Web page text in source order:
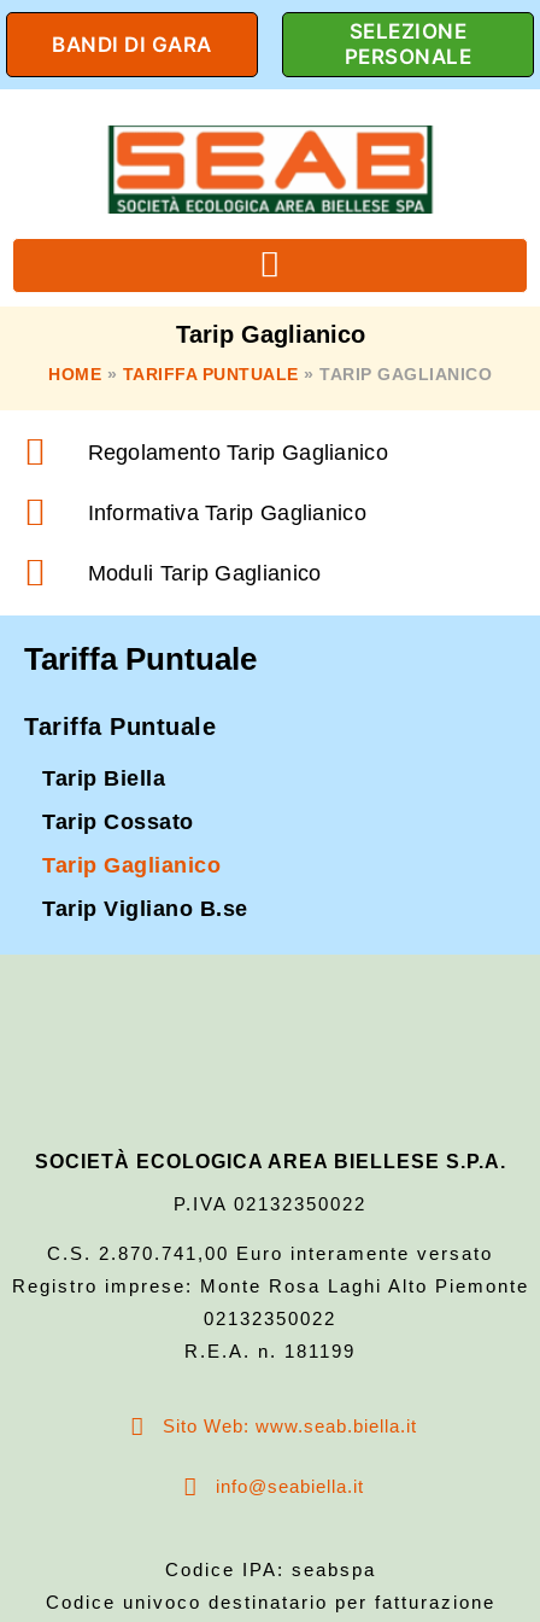
BANDI DI GARA
SELEZIONE
PERSONALE
Tarip Gaglianico
HOME » TARIFFA PUNTUALE » TARIP GAGLIANICO
Tariffa Puntuale
Tariffa Puntuale
Tarip Biella
Tarip Cossato
Tarip Gaglianico
Tarip Vigliano B.se
Regolamento Tarip Gaglianico
Informativa Tarip Gaglianico
Moduli Tarip Gaglianico
SOCIETÀ ECOLOGICA AREA BIELLESE S.P.A.
P.IVA 02132350022
C.S. 2.870.741,00 Euro interamente versato
Registro imprese: Monte Rosa Laghi Alto Piemonte
02132350022
R.E.A. n. 181199
Sito Web: www.seab.biella.it
info@seabiella.it
Codice IPA: seabspa
Codice univoco destinatario per fatturazione